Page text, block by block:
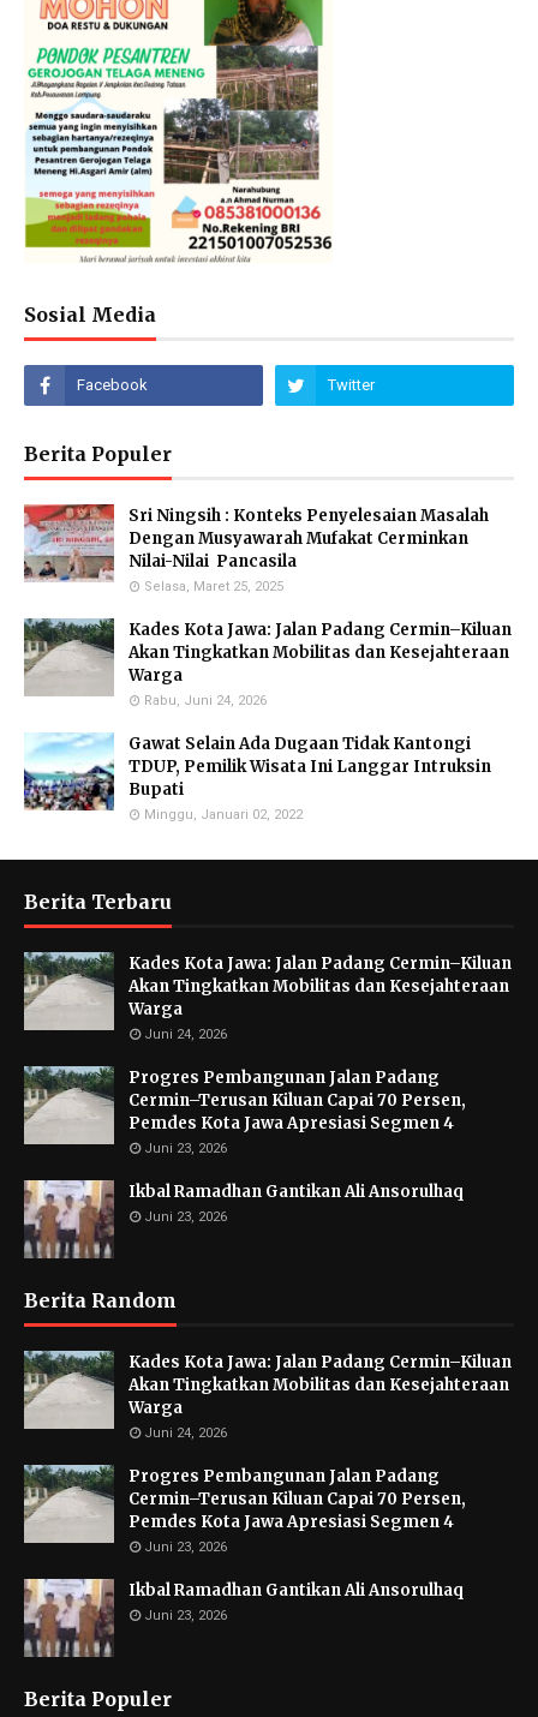
Sosial Media
Berita Populer
Sri Ningsih : Konteks Penyelesaian Masalah
Dengan Musyawarah Mufakat Cerminkan
Nilai-Nilai Pancasila
Selasa, Maret 25, 2025
Kades Kota Jawa: Jalan Padang Cermin–Kiluan
Akan Tingkatkan Mobilitas dan Kesejahteraan
Warga
Rabu, Juni 24, 2026
Gawat Selain Ada Dugaan Tidak Kantongi
TDUP, Pemilik Wisata Ini Langgar Intruksin
Bupati
Minggu, Januari 02, 2022
Berita Terbaru
Kades Kota Jawa: Jalan Padang Cermin–Kiluan
Akan Tingkatkan Mobilitas dan Kesejahteraan
Warga
Juni 24, 2026
Progres Pembangunan Jalan Padang
Cermin–Terusan Kiluan Capai 70 Persen,
Pemdes Kota Jawa Apresiasi Segmen 4
Juni 23, 2026
Ikbal Ramadhan Gantikan Ali Ansorulhaq
Juni 23, 2026
Berita Random
Kades Kota Jawa: Jalan Padang Cermin–Kiluan
Akan Tingkatkan Mobilitas dan Kesejahteraan
Warga
Juni 24, 2026
Progres Pembangunan Jalan Padang
Cermin–Terusan Kiluan Capai 70 Persen,
Pemdes Kota Jawa Apresiasi Segmen 4
Juni 23, 2026
Ikbal Ramadhan Gantikan Ali Ansorulhaq
Juni 23, 2026
Berita Populer